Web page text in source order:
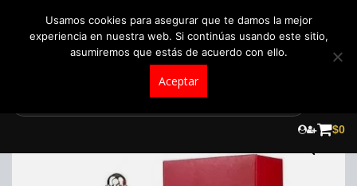
$0
Usamos cookies para asegurar que te damos la mejor
experiencia en nuestra web. Si continúas usando este sitio,
asumiremos que estás de acuerdo con ello.
Aceptar